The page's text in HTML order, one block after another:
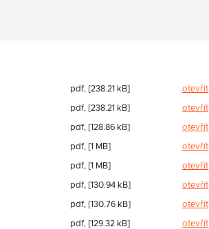
pdf, [238.21 kB] otevřít
pdf, [238.21 kB] otevřít
pdf, [128.86 kB] otevřít
pdf, [1 MB] otevřít
pdf, [1 MB] otevřít
pdf, [130.94 kB] otevřít
pdf, [130.76 kB] otevřít
pdf, [129.32 kB] otevřít